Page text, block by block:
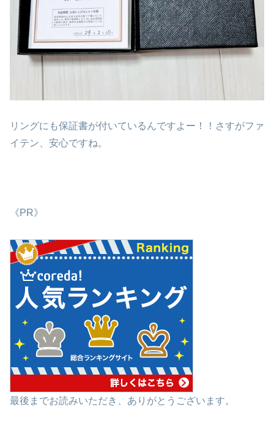
リングにも保証書が付いているんですよー！！さすがファ
イテン、安心ですね。
《PR》
最後までお読みいただき、ありがとうございます。